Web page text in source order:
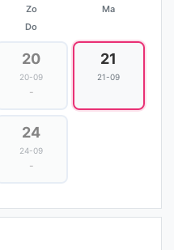
Zo
Ma
Do
20
20-09
-
21
21-09
24
24-09
-